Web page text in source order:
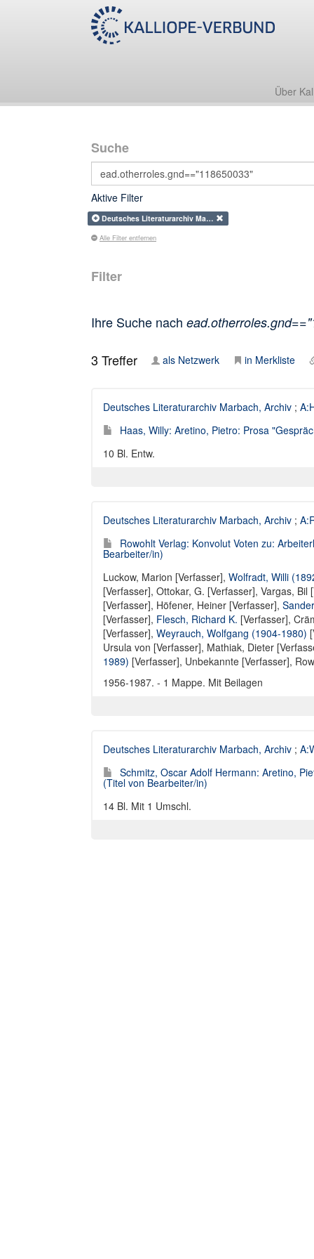
Über
Suche
Aktive Filter
Deutsches Literaturarchiv Ma…
Alle Filter entfernen
Filter
Ihre Suche nach
3 Treffer als Netzwerk in Merkliste
Deutsches Literaturarchiv Marbach, Archiv ;
Haas, Willy: Aretino, Pietro: Prosa
10 Bl. Entw.
Deutsches Literaturarchiv Marbach, Archiv ;
Rowohlt Verlag: Konvolut Voten zu:
Bearbeiter/in)
Luckow, Marion [Verfasser], Wolfradt, Willi
[Verfasser], Ottokar, G. [Verfasser], Vargas, Bil
[Verfasser], Höfener, Heiner [Verfasser],
[Verfasser], Flesch, Richard K. [Verfasser],
[Verfasser], Weyrauch, Wolfgang (1904-1980)
Ursula von [Verfasser], Mathiak, Dieter
1989) [Verfasser], Unbekannte [Verfasser],
1956-1987. - 1 Mappe. Mit Beilagen
Deutsches Literaturarchiv Marbach, Archiv ;
Schmitz, Oscar Adolf Hermann: Aretino,
(Titel von Bearbeiter/in)
14 Bl. Mit 1 Umschl.